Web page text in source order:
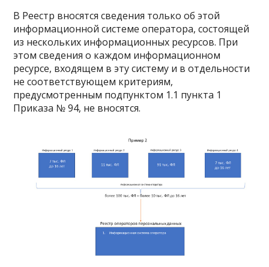
В Реестр вносятся сведения только об этой
информационной системе оператора, состоящей
из нескольких информационных ресурсов. При
этом сведения о каждом информационном
ресурсе, входящем в эту систему и в отдельности
не соответствующем критериям,
предусмотренным подпунктом 1.1 пункта 1
Приказа № 94, не вносятся.